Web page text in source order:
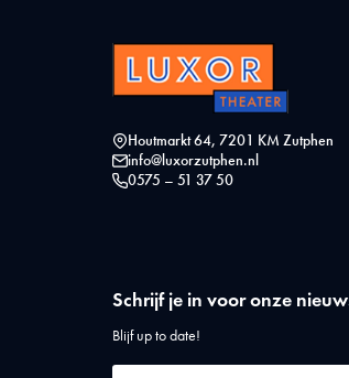
Houtmarkt 64, 7201 KM Zutphen
info@luxorzutphen.nl
0575 – 51 37 50
Schrijf je in voor onze
Blijf up to date!